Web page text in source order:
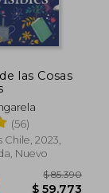
las Cosas
(56)
Chile, 2023,
Nuevo